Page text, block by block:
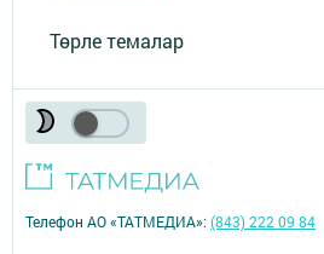
Төрле темалар
Телефон АО «ТАТМЕДИА»:(843) 222 09 84